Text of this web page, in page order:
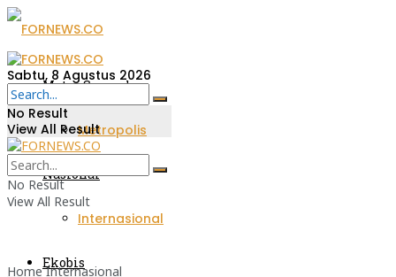
Metro Sumsel
Metropolis
Nasional
Internasional
Ekobis
Sabtu, 8 Agustus 2026
No Result
View All Result
No Result
View All Result
Home Internasional